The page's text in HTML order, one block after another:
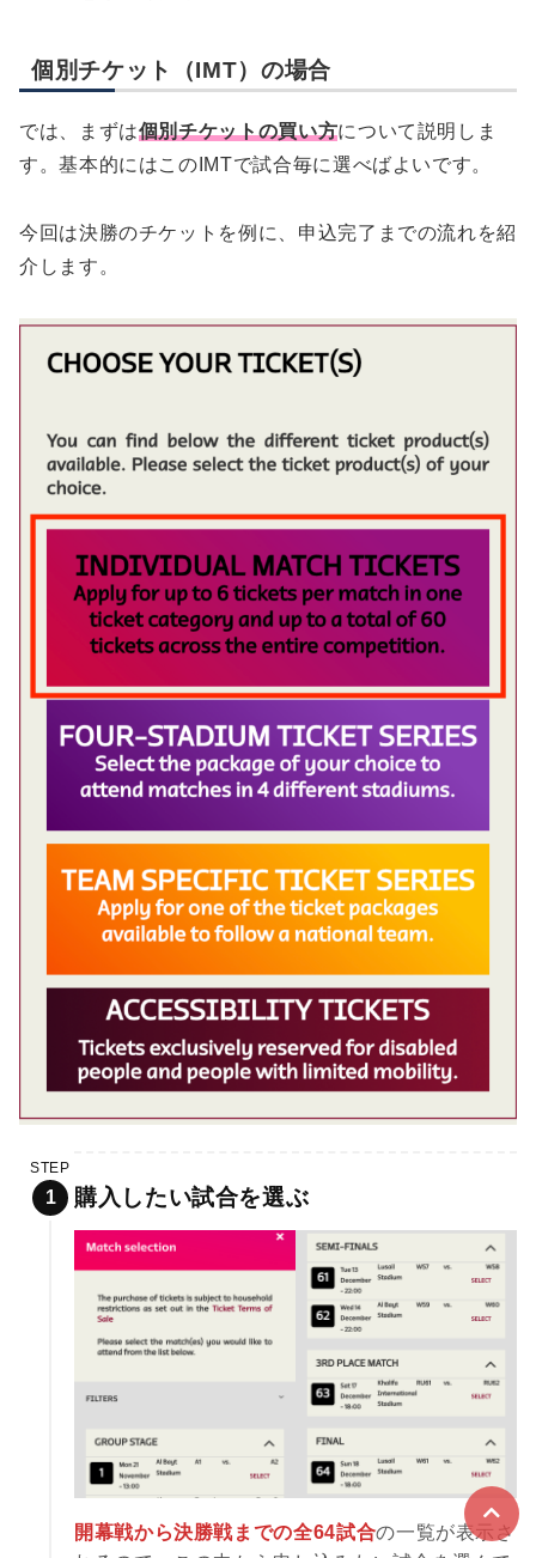
個別チケット（IMT）の場合
では、まずは個別チケットの買い方について説明しま
す。基本的にはこのIMTで試合毎に選べばよいです。
今回は決勝のチケットを例に、申込完了までの流れを紹
介します。
STEP
購入したい試合を選ぶ
開幕戦から決勝戦までの全64試合の一覧が表示さ